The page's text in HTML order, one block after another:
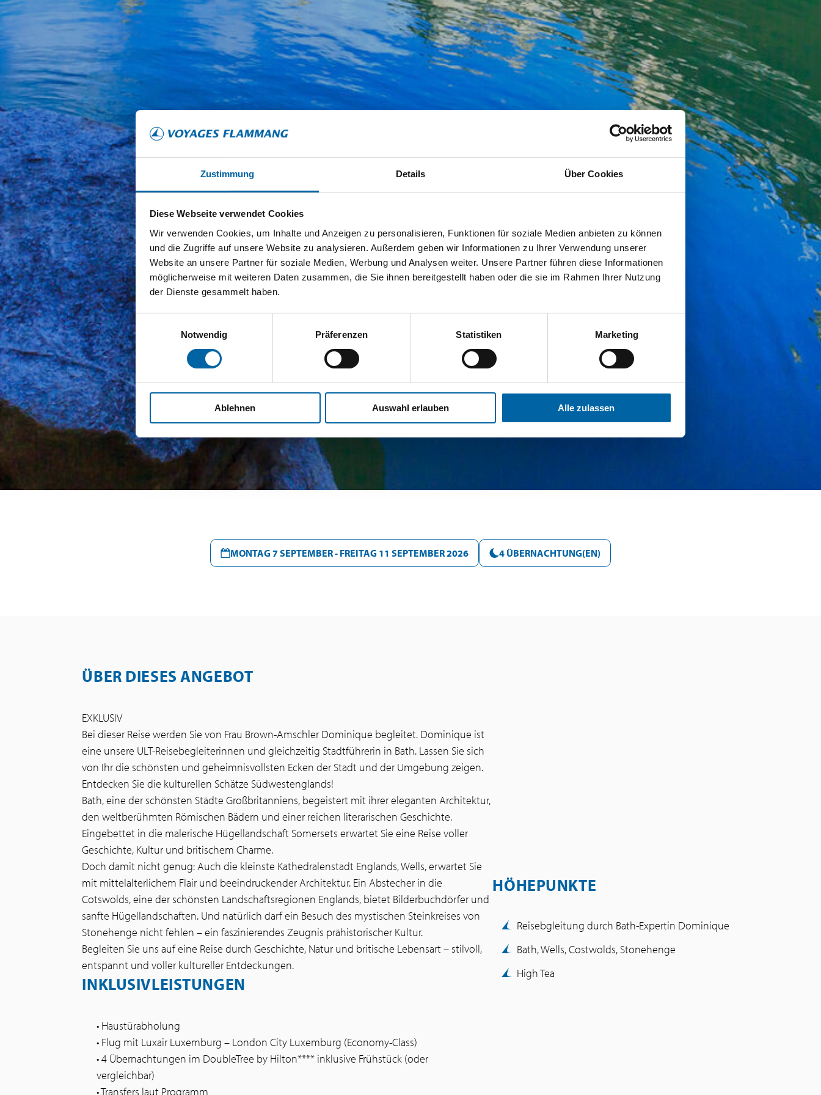
Zustimmung Details Über Cookies
Diese Webseite verwendet Cookies
Wir verwenden Cookies, um Inhalte und Anzeigen zu personalisieren, Funktionen für soziale Medien anbieten zu können
und die Zugriffe auf unsere Website zu analysieren. Außerdem geben wir Informationen zu Ihrer Verwendung unserer
Website an unsere Partner für soziale Medien, Werbung und Analysen weiter. Unsere Partner führen diese Informationen
möglicherweise mit weiteren Daten zusammen, die Sie ihnen bereitgestellt haben oder die sie im Rahmen Ihrer Nutzung
der Dienste gesammelt haben.
Einwilligungsauswahl
Notwendig
Präferenzen Statistiken Marketing
Ablehnen Auswahl erlauben Alle zulassen
MONTAG 7 SEPTEMBER - FREITAG 11 SEPTEMBER 2026 4 ÜBERNACHTUNG(EN)
ÜBER DIESES ANGEBOT
EXKLUSIV
Bei dieser Reise werden Sie von Frau Brown-Amschler Dominique begleitet. Dominique ist
eine unsere ULT-Reisebegleiterinnen und gleichzeitig Stadtführerin in Bath. Lassen Sie sich
von Ihr die schönsten und geheimnisvollsten Ecken der Stadt und der Umgebung zeigen.
Entdecken Sie die kulturellen Schätze Südwestenglands!
Bath, eine der schönsten Städte Großbritanniens, begeistert mit ihrer eleganten Architektur,
den weltberühmten Römischen Bädern und einer reichen literarischen Geschichte.
Eingebettet in die malerische Hügellandschaft Somersets erwartet Sie eine Reise voller
Geschichte, Kultur und britischem Charme.
Doch damit nicht genug: Auch die kleinste Kathedralenstadt Englands, Wells, erwartet Sie
mit mittelalterlichem Flair und beeindruckender Architektur. Ein Abstecher in die
Cotswolds, eine der schönsten Landschaftsregionen Englands, bietet Bilderbuchdörfer und
sanfte Hügellandschaften. Und natürlich darf ein Besuch des mystischen Steinkreises von
Stonehenge nicht fehlen – ein faszinierendes Zeugnis prähistorischer Kultur.
Begleiten Sie uns auf eine Reise durch Geschichte, Natur und britische Lebensart – stilvoll,
entspannt und voller kultureller Entdeckungen.
INKLUSIVLEISTUNGEN
• Haustürabholung
• Flug mit Luxair Luxemburg – London City Luxemburg (Economy-Class)
• 4 Übernachtungen im DoubleTree by Hilton**** inklusive Frühstück (oder
vergleichbar)
• Transfers laut Programm
HÖHEPUNKTE
Reisebgleitung durch Bath-Expertin Dominique
Bath, Wells, Costwolds, Stonehenge
High Tea